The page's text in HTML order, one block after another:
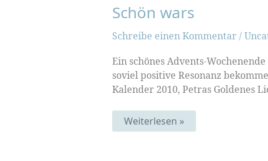
Schön wars
Schreibe einen Kommentar /
Ein schönes Advents-
soviel positive Resonanz
Kalender 2010, Petras Goldenes
Schön
wars
Weiterlesen »